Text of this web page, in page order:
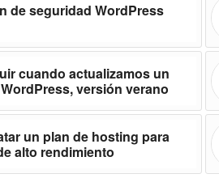
de seguridad WordPress
cuando actualizamos un
versión verano
un plan de hosting para
alto rendimiento